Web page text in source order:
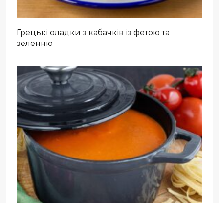
Грецькі оладки з кабачків із фетою та
зеленню